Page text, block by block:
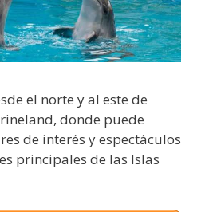
el norte y al este de
donde puede
de interés y espectáculos
principales de las Islas